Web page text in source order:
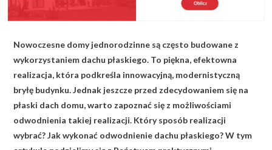
KONAKT
ZAPISZ SIĘ
Nowoczesne domy jednorodzinne są często budowane z
wykorzystaniem dachu płaskiego. To piękna, efektowna
realizacja, która podkreśla innowacyjną, modernistyczną
bryłę budynku. Jednak jeszcze przed zdecydowaniem się na
płaski dach domu, warto zapoznać się z możliwościami
odwodnienia takiej realizacji. Który sposób realizacji
wybrać? Jak wykonać odwodnienie dachu płaskiego? W tym